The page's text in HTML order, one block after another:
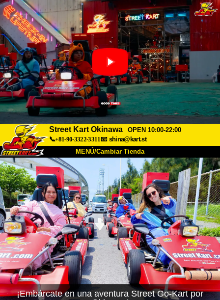
Street Kart Okinawa
OPEN 10:00-22:00
📞+81-90-3322-3311📧 shina@kart.st
MENÚ/Cambiar Tienda
INICIO
Acerca de Especificaciones Precios
Acceso Testimonios Preguntas Frecuentes
Empresa Reservas
Cambiar Tienda
Tokyo Shinagawa Tokyo Akihabara#1
Tokyo Akihabara#2 Tokyo Shibuya
Tokyo Shibuya Annex Tokyo Bay
¡Embárcate en una aventura Street Go-Kart por